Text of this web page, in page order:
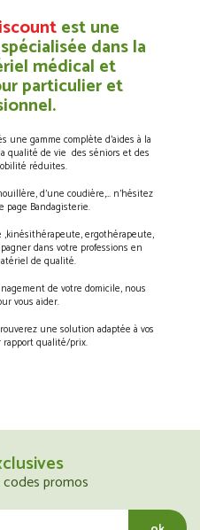
est une
dans la
médical et
particulier et
une gamme complète d’aides à la
qualité de vie des séniors et des
réduites.
d’une coudière,… n’hésitez
page Bandagisterie.
,kinésithérapeute, ergothérapeute,
dans votre professions en
de qualité.
de votre domicile, nous
vous aider.
une solution adaptée à vos
qualité/prix.
promos